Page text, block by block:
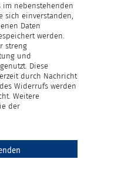
im nebenstehenden
sich einverstanden,
Daten
werden.
streng
und
Diese
durch Nachricht
Widerrufs werden
Weitere
der